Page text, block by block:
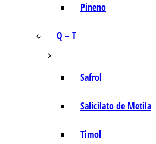
Pineno
Q – T
Safrol
Salicilato de Metila
Timol